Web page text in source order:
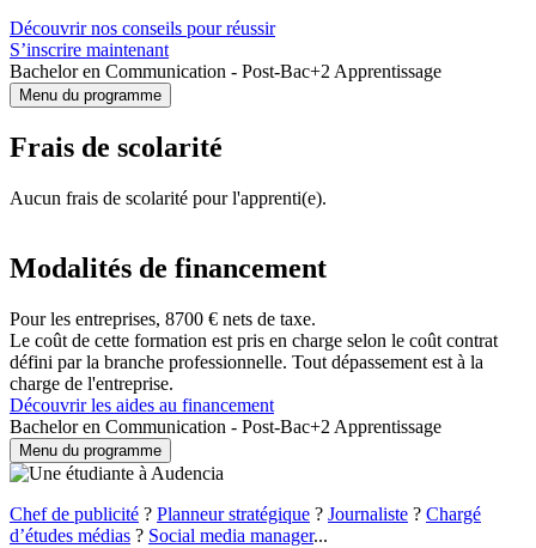
Découvrir nos conseils pour réussir
S’inscrire maintenant
Bachelor en Communication - Post-Bac+2 Apprentissage
Menu du programme
Frais de scolarité
Aucun frais de scolarité pour l'apprenti(e).
Modalités de financement
Pour les entreprises, 8700 € nets de taxe.
Le coût de cette formation est pris en charge selon le coût contrat
défini par la branche professionnelle. Tout dépassement est à la
charge de l'entreprise.
Découvrir les aides au financement
Bachelor en Communication - Post-Bac+2 Apprentissage
Menu du programme
Chef de publicité ? Planneur stratégique ? Journaliste ? Chargé
d’études médias ? Social media manager...